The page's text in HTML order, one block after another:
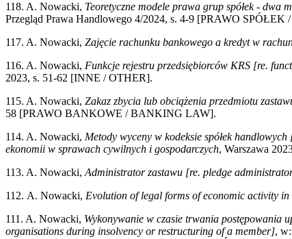
118. A. Nowacki, Teoretyczne modele prawa grup spółek -
Przegląd Prawa Handlowego 4/2024, s. 4-9 [PRAWO
117. A. Nowacki, Zajęcie rachunku bankowego a kredyt w
116. A. Nowacki, Funkcje rejestru przedsiębiorców KRS [re.
2023, s. 51-62 [INNE / OTHER].
115. A. Nowacki, Zakaz zbycia lub obciążenia przedmiotu
58 [PRAWO BANKOWE / BANKING LAW].
114. A. Nowacki, Metody wyceny w kodeksie spółek
ekonomii w sprawach cywilnych i gospodarczych, Warszawa
113. A. Nowacki, Administrator zastawu [re. pledge
112. A. Nowacki, Evolution of legal forms of economic activity
111. A. Nowacki, Wykonywanie w czasie trwania postępowania
organisations during insolvency or restructuring of a member],